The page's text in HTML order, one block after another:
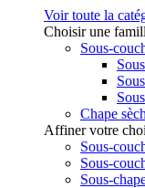
Voir toute la
Choisir une
Sous-
Chape
Affiner votre
Sous-
Sous-
Sous-